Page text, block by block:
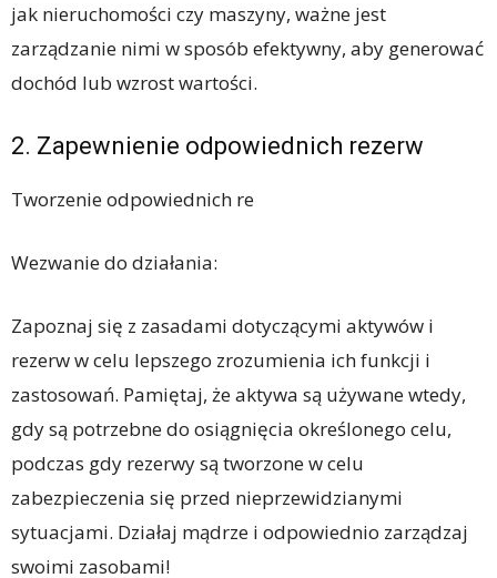
jak nieruchomości czy maszyny, ważne jest
zarządzanie nimi w sposób efektywny, aby generować
dochód lub wzrost wartości.
2. Zapewnienie odpowiednich rezerw
Tworzenie odpowiednich re
Wezwanie do działania:
Zapoznaj się z zasadami dotyczącymi aktywów i
rezerw w celu lepszego zrozumienia ich funkcji i
zastosowań. Pamiętaj, że aktywa są używane wtedy,
gdy są potrzebne do osiągnięcia określonego celu,
podczas gdy rezerwy są tworzone w celu
zabezpieczenia się przed nieprzewidzianymi
sytuacjami. Działaj mądrze i odpowiednio zarządzaj
swoimi zasobami!